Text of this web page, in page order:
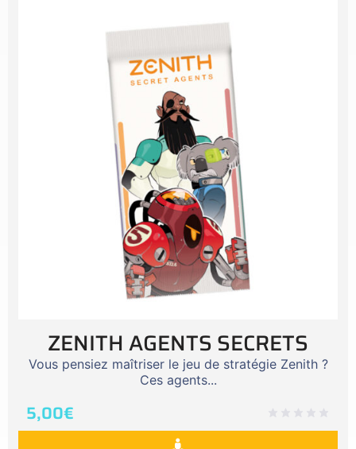
ZENITH AGENTS SECRETS
Vous pensiez maîtriser le jeu de stratégie Zenith ?
Ces agents...
5,00€